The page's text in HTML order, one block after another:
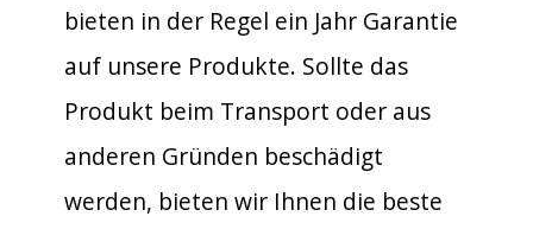
bieten in der Regel ein Jahr Garantie
auf unsere Produkte. Sollte das
Produkt beim Transport oder aus
anderen Gründen beschädigt
werden, bieten wir Ihnen die beste